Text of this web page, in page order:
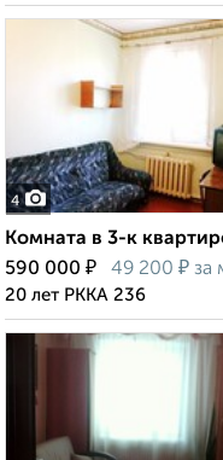
4
Комната в 3-к
590 000 ₽ 49 200 ₽ за
20 лет РККА 236